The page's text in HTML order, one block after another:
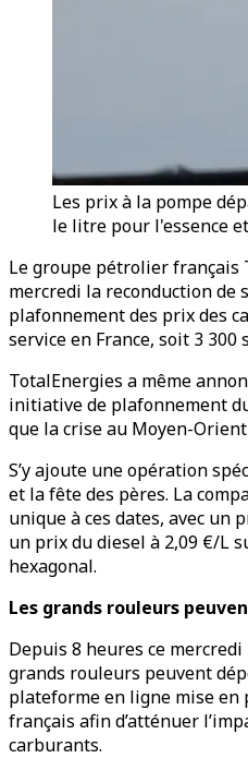
Les prix à la pompe
le litre pour l'essence
Le groupe pétrolier français
mercredi la reconduction de
plafonnement des prix des
service en France, soit 3 300
TotalEnergies a même
initiative de plafonnement
que la crise au Moyen-
S’y ajoute une opération
et la fête des pères. La
unique à ces dates, avec un
un prix du diesel à 2,09 €/L
hexagonal.
Les grands rouleurs
Depuis 8 heures ce
grands rouleurs peuvent
plateforme en ligne mise en
français afin d’atténuer
carburants.